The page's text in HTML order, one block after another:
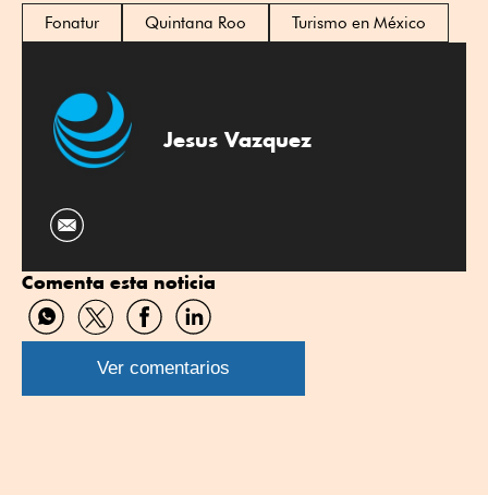
Fonatur Quintana Roo Turismo en México
Jesus Vazquez
Comenta esta noticia
Compartir
por
WhatsApp
Compartir
por
Twitter
Compartir
por
Facebook
Compartir
por
Linkedin
Ver comentarios